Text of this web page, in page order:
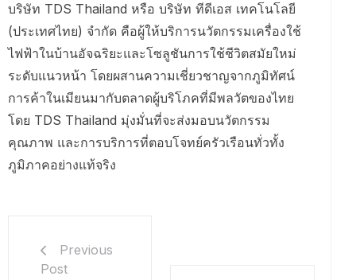
บริษัท TDS Thailand หรือ บริษัท ทีดีเอส เทคโนโลยี
(ประเทศไทย) จำกัด คือผู้ให้บริการนวัตกรรมเครื่องใช้
ไฟฟ้าในบ้านอัจฉริยะและโซลูชันการใช้ชีวิตสมัยใหม่
ระดับแนวหน้า โดยผสานความเชี่ยวชาญจากภูมิทัศน์
การค้าในเมียนมากับตลาดผู้บริโภคที่มีพลวัตของไทย
โดย TDS Thailand มุ่งมั่นที่จะส่งมอบนวัตกรรม
คุณภาพ และการบริการที่ตอบโจทย์ครัวเรือนทั่วทั้ง
ภูมิภาคอย่างแท้จริง
Previous
Post